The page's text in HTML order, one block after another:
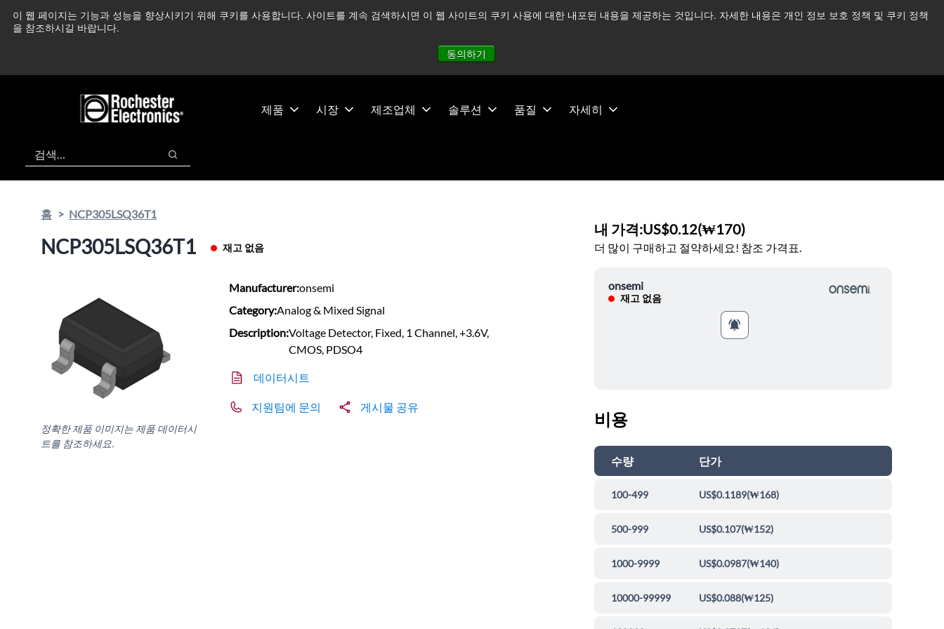
이 웹 페이지는 기능과 성능을 향상시키기 위해 쿠키를 사용합니다. 사이트를 계속 검색하시면 이 웹 사이트의 쿠키 사용에 대한 내포된 내용을 제공하는 것입니다. 자세한 내용은 개인 정보 보호 정책 및 쿠키 정책
을 참조하시길 바랍니다.
동의하기
츠
건
중동 지역 상황을 지속적으로 주시하고 있으며, 모든 서비스는 정상적으로 운영되고 있습니다. 더 읽어보기 →
제품 시장 제조업체 솔루션 품질 자세히
검색
검색
홈 NCP305LSQ36T1
NCP305LSQ36T1 재고 없음
정확한 제품 이미지는 제품 데이터시
트를 참조하세요.
Manufacturer:onsemi
Category:Analog & Mixed Signal
Description:Voltage Detector, Fixed, 1 Channel, +3.6V,
CMOS, PDSO4
데이터시트
지원팀에 문의 게시물 공유
내 가격:US$0.12(₩170)
더 많이 구매하고 절약하세요! 참조 가격표.
onsemi
재고 없음
비용
수량 단가
100-499 US$0.1189(₩168)
500-999 US$0.107(₩152)
1000-9999 US$0.0987(₩140)
10000-99999 US$0.088(₩125)